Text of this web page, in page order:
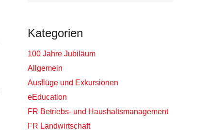
Kategorien
100 Jahre Jubiläum
Allgemein
Ausflüge und Exkursionen
eEducation
FR Betriebs- und Haushaltsmanagement
FR Landwirtschaft